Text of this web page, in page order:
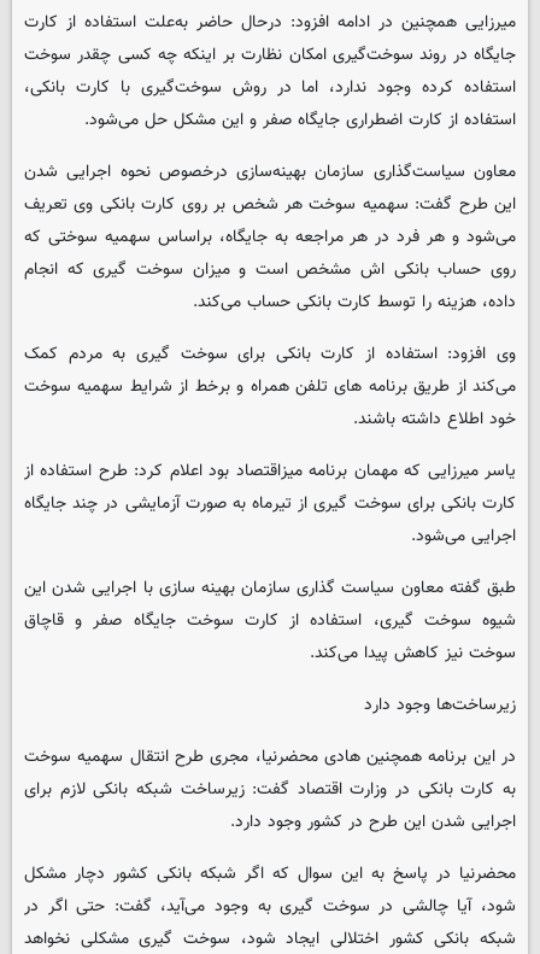
میرزایی همچنین در ادامه افزود: درحال حاضر به‌علت استفاده از کارت
جایگاه در روند سوخت‌گیری امکان نظارت بر اینکه چه کسی چقدر سوخت
استفاده کرده وجود ندارد، اما در روش سوخت‌گیری با کارت بانکی،
استفاده از کارت اضطراری جایگاه صفر و این مشکل حل می‌شود.
معاون سیاست‌گذاری سازمان بهینه‌سازی درخصوص نحوه اجرایی شدن
این طرح گفت: سهمیه سوخت هر شخص بر روی کارت بانکی وی تعریف
می‌شود و هر فرد در هر مراجعه به جایگاه، براساس سهمیه سوختی که
روی حساب بانکی اش مشخص است و میزان سوخت گیری که انجام
داده، هزینه را توسط کارت بانکی حساب می‌کند.
وی افزود: استفاده از کارت بانکی برای سوخت گیری به مردم کمک
می‌کند از طریق برنامه های تلفن همراه و برخط از شرایط سهمیه سوخت
خود اطلاع داشته باشند.
یاسر میرزایی که مهمان برنامه میزاقتصاد بود اعلام کرد: طرح استفاده از
کارت بانکی برای سوخت گیری از تیرماه به صورت آزمایشی در چند جایگاه
اجرایی می‌شود.
طبق گفته معاون سیاست گذاری سازمان بهینه سازی با اجرایی شدن این
شیوه سوخت گیری، استفاده از کارت سوخت جایگاه صفر و قاچاق
سوخت نیز کاهش پیدا می‌کند.
زیرساخت‌ها وجود دارد
در این برنامه همچنین هادی محضرنیا، مجری طرح انتقال سهمیه سوخت
به کارت بانکی در وزارت اقتصاد گفت: زیرساخت شبکه بانکی لازم برای
اجرایی شدن این طرح در کشور وجود دارد.
محضرنیا در پاسخ به این سوال که اگر شبکه بانکی کشور دچار مشکل
شود، آیا چالشی در سوخت گیری به وجود می‌آید، گفت: حتی اگر در
شبکه بانکی کشور اختلالی ایجاد شود، سوخت گیری مشکلی نخواهد